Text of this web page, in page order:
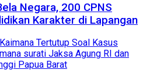
Negara, 200 CPNS
Karakter di Lapangan